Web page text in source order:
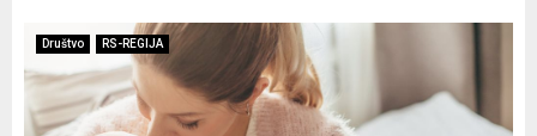
Društvo RS-REGIJA